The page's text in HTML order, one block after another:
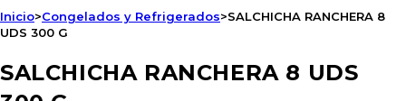
Inicio>Congelados y Refrigerados>SALCHICHA RANCHERA 8
UDS 300 G
SALCHICHA RANCHERA 8 UDS